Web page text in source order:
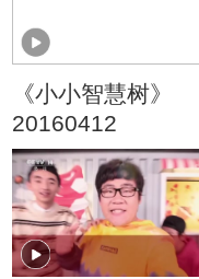
《小小智慧树》
20160412